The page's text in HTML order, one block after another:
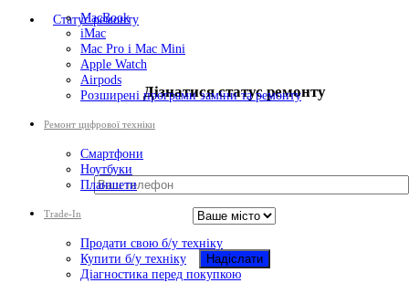
Cтатус ремонту
Дізнатися статус ремонту
MacBook
iMac
Mac Pro і Mac Mini
Apple Watch
Airpods
Розширені програми заміни та ремонту
Ремонт цифрової техніки
Смартфони
Ноутбуки
Планшети
Trade-In
Продати свою б/у техніку
Купити б/у техніку
Діагностика перед покупкою